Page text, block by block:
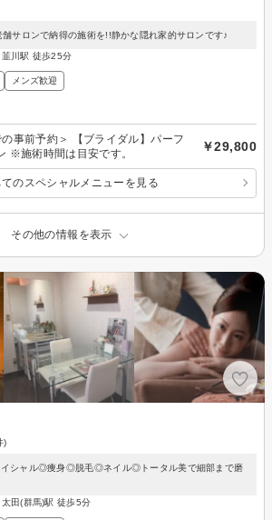
サロンで納得の施術を!!静かな隠れ家的サロンです♪
川駅 徒歩25分
メンズ歓迎
の事前予約＞ 【ブライダル】パーフ
※施術時間は目安です。
￥29,800
のスペシャルメニューを見る
その他の情報を表示
)
シャル◎痩身◎脱毛◎ネイル◎トータル美で細部まで磨
田(群馬)駅 徒歩5分